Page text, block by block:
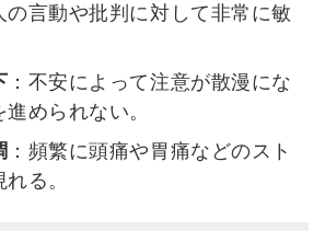
の言動や批判に対して非常に敏
：不安によって注意が散漫にな
められない。
：頻繁に頭痛や胃痛などのスト
る。